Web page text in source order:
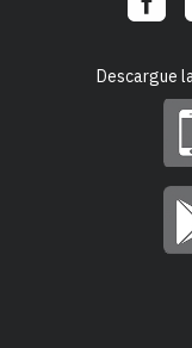
LinksDescargue